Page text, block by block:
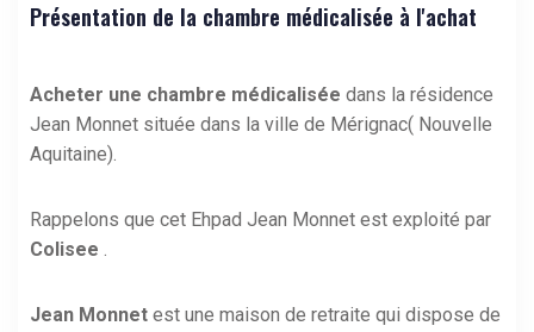
Présentation de la chambre médicalisée à l'achat
Acheter une chambre médicalisée dans la résidence
Jean Monnet située dans la ville de Mérignac( Nouvelle
Aquitaine).
Rappelons que cet Ehpad Jean Monnet est exploité par
Colisee .
Jean Monnet est une maison de retraite qui dispose de